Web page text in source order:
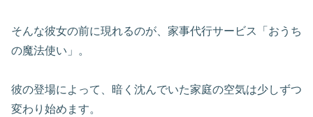
そんな彼女の前に現れるのが、家事代行サービス「おうち
の魔法使い」。
彼の登場によって、暗く沈んでいた家庭の空気は少しずつ
変わり始めます。